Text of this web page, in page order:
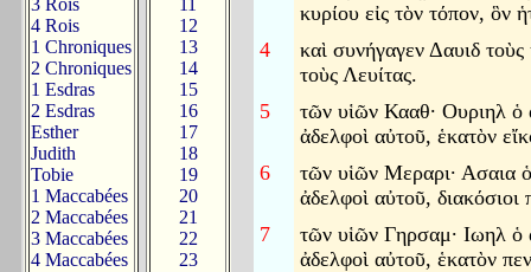
3 Rois
4 Rois
1 Chroniques
2 Chroniques
1 Esdras
2 Esdras
Esther
Judith
Tobie
1 Maccabées
2 Maccabées
3 Maccabées
4 Maccabées
11
12
13
14
15
16
17
18
19
20
21
22
23
κυρίου εἰς τὸν τόπον, ὃν
4
καὶ συνήγαγεν Δαυιδ
τοὺς Λευίτας.
5
τῶν υἱῶν Κααθ· Ουριηλ ὁ
ἀδελφοὶ αὐτοῦ, ἑκατὸν
6
τῶν υἱῶν Μεραρι· Ασαια
ἀδελφοὶ αὐτοῦ, διακόσιοι
7
τῶν υἱῶν Γηρσαμ· Ιωηλ ὁ
ἀδελφοὶ αὐτοῦ, ἑκατὸν